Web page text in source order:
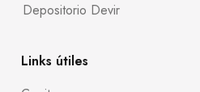
Depositorio Devir
Links útiles